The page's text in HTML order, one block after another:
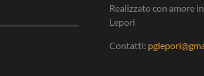
Realizzato con amore
Lepori
Contatti: